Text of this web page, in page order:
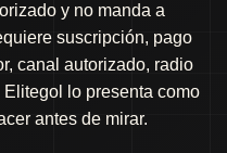
y no manda a
suscripción, pago
canal autorizado, radio
lo presenta como
antes de mirar.